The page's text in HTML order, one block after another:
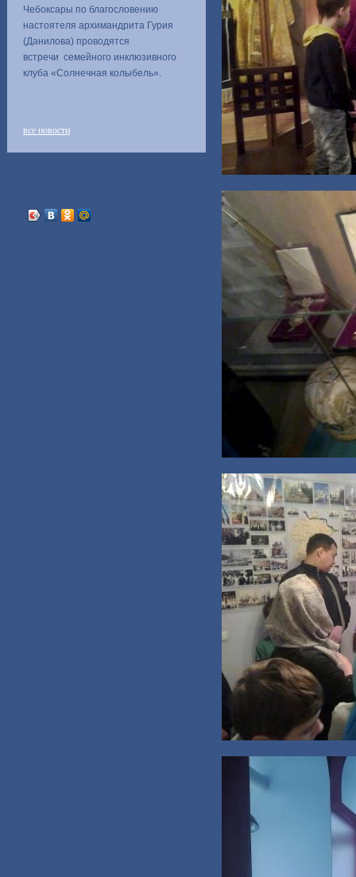
Чебоксары по благословению
настоятеля архимандрита Гурия
(Данилова) проводятся
встречи семейного инклюзивного
клуба «Солнечная колыбель».
все новости